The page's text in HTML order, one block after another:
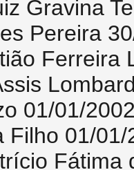
Gravina
Pereira
Ferreira
01/01/
Filho 01/